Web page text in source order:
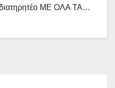
διατηρητέο ΜΕ ΟΛΑ ΤΑ…